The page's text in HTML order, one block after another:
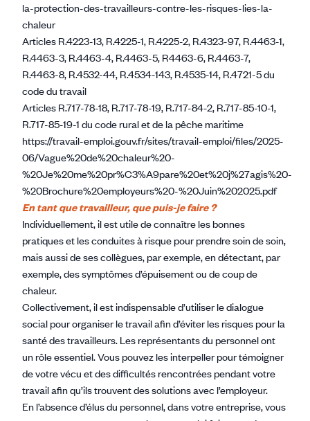
la-protection-des-travailleurs-contre-les-risques-lies-la-
chaleur
Articles R.4223-13, R.4225-1, R.4225-2, R.4323-97, R.4463-1,
R.4463-3, R.4463-4, R.4463-5, R4463-6, R.4463-7,
R.4463-8, R.4532-44, R.4534-143, R.4535-14, R.4721-5 du
code du travail
Articles R.717-78-18, R.717-78-19, R.717-84-2, R.717-85-10-1,
R.717-85-19-1 du code rural et de la pêche maritime
https://travail-emploi.gouv.fr/sites/travail-emploi/files/2025-
06/Vague%20de%20chaleur%20-
%20Je%20me%20pr%C3%A9pare%20et%20j%27agis%20-
%20Brochure%20employeurs%20-%20Juin%202025.pdf
En tant que travailleur, que puis-je faire ?
Individuellement, il est utile de connaître les bonnes
pratiques et les conduites à risque pour prendre soin de soin,
mais aussi de ses collègues, par exemple, en détectant, par
exemple, des symptômes d’épuisement ou de coup de
chaleur.
Collectivement, il est indispensable d’utiliser le dialogue
social pour organiser le travail afin d’éviter les risques pour la
santé des travailleurs. Les représentants du personnel ont
un rôle essentiel. Vous pouvez les interpeller pour témoigner
de votre vécu et des difficultés rencontrées pendant votre
travail afin qu’ils trouvent des solutions avec l’employeur.
En l’absence d’élus du personnel, dans votre entreprise, vous